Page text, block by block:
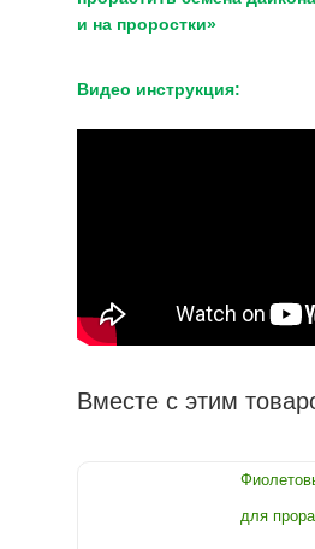
и на проростки»
Видео инструкция:
Вместе с этим
для